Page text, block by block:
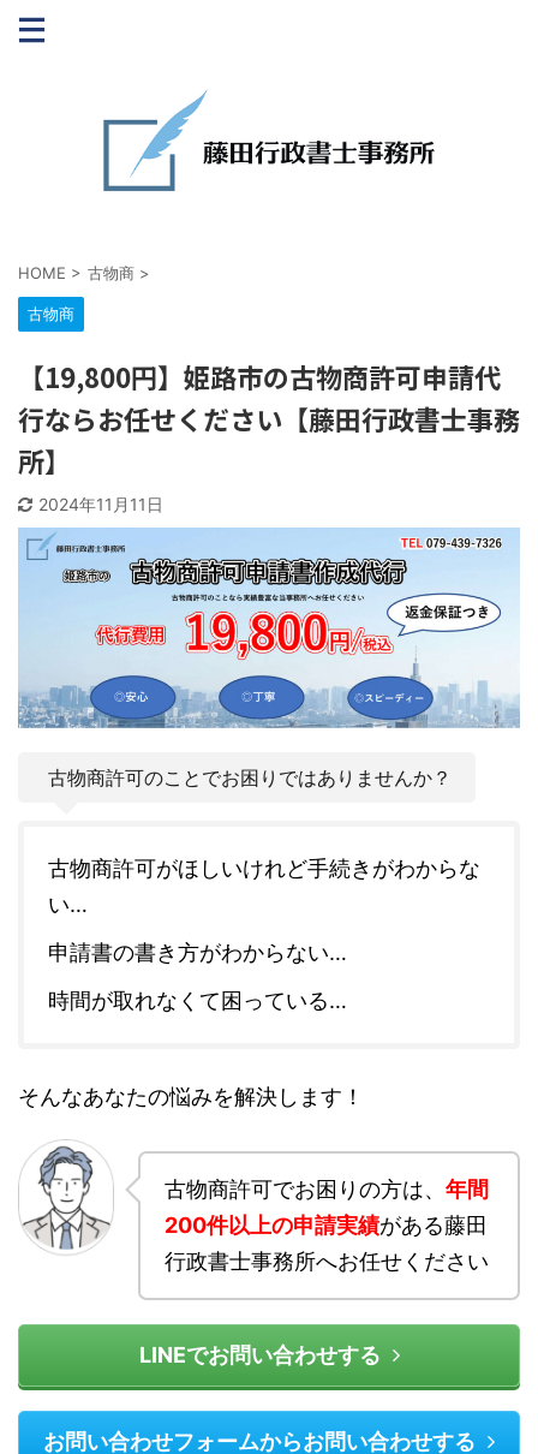
HOME > 古物商 >
古物商
【19,800円】姫路市の古物商許可申請代
行ならお任せください【藤田行政書士事務
所】
2024年11月11日
古物商許可のことでお困りではありませんか？
古物商許可がほしいけれど手続きがわからな
い…
申請書の書き方がわからない…
時間が取れなくて困っている…
そんなあなたの悩みを解決します！
古物商許可でお困りの方は、 年間
200件以上の申請実績がある藤田
行政書士事務所へお任せください
LINEでお問い合わせする
お問い合わせフォームからお問い合わせする